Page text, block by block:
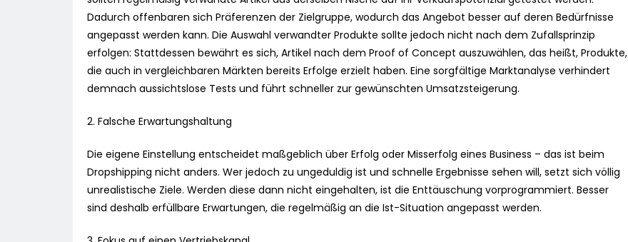
Dadurch offenbaren sich Präferenzen der Zielgruppe, wodurch das Angebot besser auf deren Bedürfnisse
angepasst werden kann. Die Auswahl verwandter Produkte sollte jedoch nicht nach dem Zufallsprinzip
erfolgen: Stattdessen bewährt es sich, Artikel nach dem Proof of Concept auszuwählen, das heißt, Produkte,
die auch in vergleichbaren Märkten bereits Erfolge erzielt haben. Eine sorgfältige Marktanalyse verhindert
demnach aussichtslose Tests und führt schneller zur gewünschten Umsatzsteigerung.
2. Falsche Erwartungshaltung
Die eigene Einstellung entscheidet maßgeblich über Erfolg oder Misserfolg eines Business – das ist beim
Dropshipping nicht anders. Wer jedoch zu ungeduldig ist und schnelle Ergebnisse sehen will, setzt sich völlig
unrealistische Ziele. Werden diese dann nicht eingehalten, ist die Enttäuschung vorprogrammiert. Besser
sind deshalb erfüllbare Erwartungen, die regelmäßig an die Ist-Situation angepasst werden.